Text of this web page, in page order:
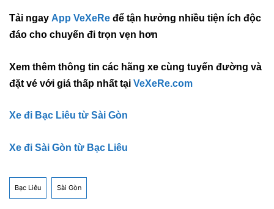
Tải ngay App VeXeRe để tận hưởng nhiều tiện ích độc
đáo cho chuyến đi trọn vẹn hơn
Xem thêm thông tin các hãng xe cùng tuyến đường và
đặt vé với giá thấp nhất tại VeXeRe.com
Xe đi Bạc Liêu từ Sài Gòn
Xe đi Sài Gòn từ Bạc Liêu
Bạc Liêu Sài Gòn